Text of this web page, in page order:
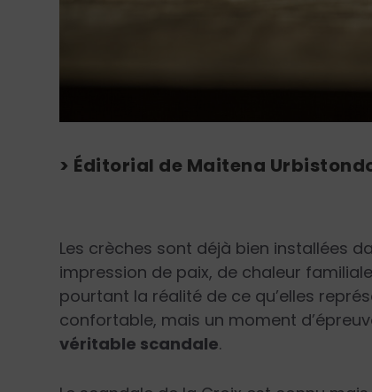
> Éditorial de Maitena
Les crèches sont déjà bien installées
impression de paix, de chaleur
pourtant la réalité de ce qu’elles
confortable, mais un moment
véritable scandale.